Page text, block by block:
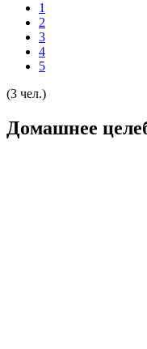
1
2
3
4
5
(3 чел.)
Домашнее